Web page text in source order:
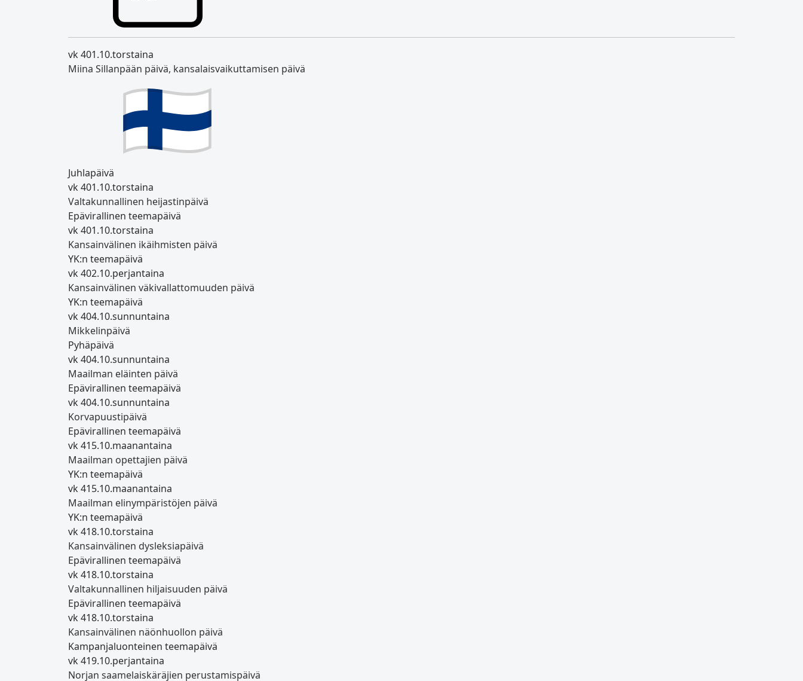
vk 401.10.torstaina
Miina Sillanpään päivä, kansalaisvaikuttamisen päivä
Juhlapäivä
vk 401.10.torstaina
Valtakunnallinen heijastinpäivä
Epävirallinen teemapäivä
vk 401.10.torstaina
Kansainvälinen ikäihmisten päivä
YK:n teemapäivä
vk 402.10.perjantaina
Kansainvälinen väkivallattomuuden päivä
YK:n teemapäivä
vk 404.10.sunnuntaina
Mikkelinpäivä
Pyhäpäivä
vk 404.10.sunnuntaina
Maailman eläinten päivä
Epävirallinen teemapäivä
vk 404.10.sunnuntaina
Korvapuustipäivä
Epävirallinen teemapäivä
vk 415.10.maanantaina
Maailman opettajien päivä
YK:n teemapäivä
vk 415.10.maanantaina
Maailman elinympäristöjen päivä
YK:n teemapäivä
vk 418.10.torstaina
Kansainvälinen dysleksiapäivä
Epävirallinen teemapäivä
vk 418.10.torstaina
Valtakunnallinen hiljaisuuden päivä
Epävirallinen teemapäivä
vk 418.10.torstaina
Kansainvälinen näönhuollon päivä
Kampanjaluonteinen teemapäivä
vk 419.10.perjantaina
Norjan saamelaiskäräjien perustamispäivä